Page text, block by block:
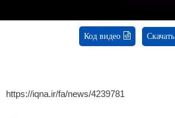
Код видео Скачать
https://iqna.ir/fa/news/4239781